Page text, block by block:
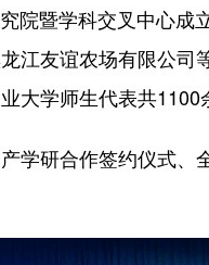
暨学科交叉中心成
江友谊农场有限公司
大学师生代表共1100
研合作签约仪式、